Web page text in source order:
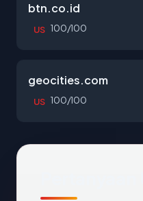
btn.co.id
US 100/100
geocities.com
US 100/100